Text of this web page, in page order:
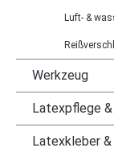
Luft- &
Werkzeug
Latexpflege
Latexkleber &